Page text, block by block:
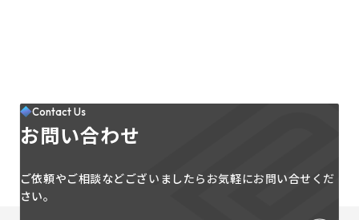
Contact Us
お問い合わせ
ご依頼やご相談などございましたらお気軽にお問い合せくだ
さい。